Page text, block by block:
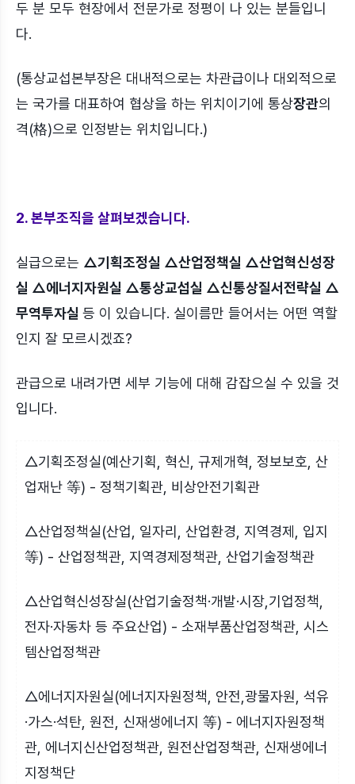
두 분 모두 현장에서 전문가로 정평이 나 있는 분들입니
다.
(통상교섭본부장은 대내적으로는 차관급이나 대외적으로
는 국가를 대표하여 협상을 하는 위치이기에 통상장관의
격(格)으로 인정받는 위치입니다.)
2. 본부조직을 살펴보겠습니다.
실급으로는 △기획조정실 △산업정책실 △산업혁신성장
실 △에너지자원실 △통상교섭실 △신통상질서전략실 △
무역투자실 등 이 있습니다. 실이름만 들어서는 어떤 역할
인지 잘 모르시겠죠?
관급으로 내려가면 세부 기능에 대해 감잡으실 수 있을 것
입니다.
△기획조정실(예산기획, 혁신, 규제개혁, 정보보호, 산
업재난 等) - 정책기획관, 비상안전기획관
△산업정책실(산업, 일자리, 산업환경, 지역경제, 입지
等) - 산업정책관, 지역경제정책관, 산업기술정책관
△산업혁신성장실(산업기술정책·개발·시장,기업정책,
전자·자동차 등 주요산업) - 소재부품산업정책관, 시스
템산업정책관
△에너지자원실(에너지자원정책, 안전,광물자원, 석유
·가스·석탄, 원전, 신재생에너지 等) - 에너지자원정책
관, 에너지신산업정책관, 원전산업정책관, 신재생에너
지정책단